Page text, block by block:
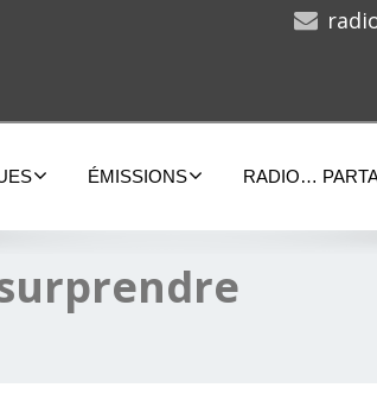
ÉMISSIONS RADIO…